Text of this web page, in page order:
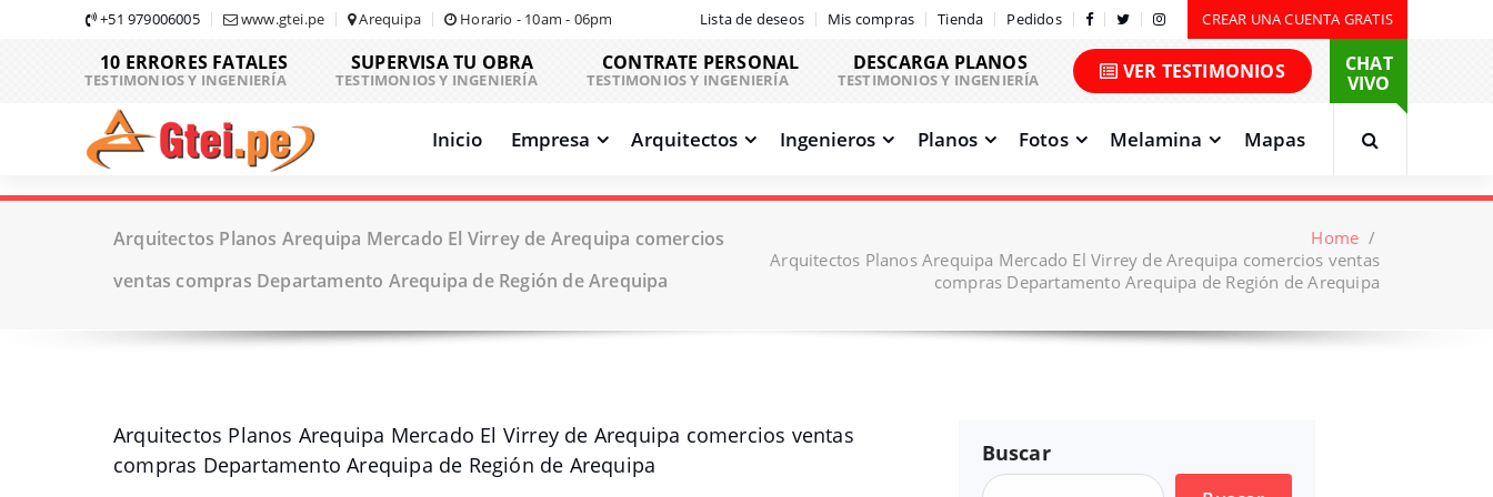
+51 979006005 www.gtei.pe Arequipa Horario - 10am - 06pm Lista de deseos Mis compras Tienda Pedidos CREAR UNA CUENTA GRATIS
10 ERRORES FATALES
TESTIMONIOS Y INGENIERÍA
SUPERVISA TU OBRA
TESTIMONIOS Y INGENIERÍA
CONTRATE PERSONAL
TESTIMONIOS Y INGENIERÍA
DESCARGA PLANOS
TESTIMONIOS Y INGENIERÍA VER TESTIMONIOS
CHAT
VIVO
Inicio Empresa Arquitectos Ingenieros Planos Fotos Melamina Mapas
Arquitectos Planos Arequipa Mercado El Virrey de Arequipa comercios
ventas compras Departamento Arequipa de Región de Arequipa
Home /
Arquitectos Planos Arequipa Mercado El Virrey de Arequipa comercios ventas
compras Departamento Arequipa de Región de Arequipa
Arquitectos Planos Arequipa Mercado El Virrey de Arequipa comercios ventas
compras Departamento Arequipa de Región de Arequipa
Buscar